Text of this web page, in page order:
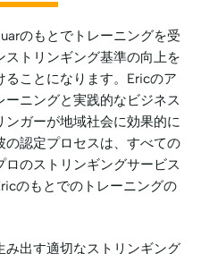
のもとでトレーニングを受
トリンギング基準の向上を
ことになります。Ericのア
ニングと実践的なビジネス
ガーが地域社会に効果的に
認定プロセスは、すべての
のストリンギングサービス
のもとでのトレーニングの
み出す適切なストリンギング